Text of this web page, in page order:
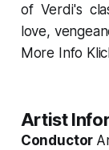
of Verdi's
love,
More Info
Artist
Conductor